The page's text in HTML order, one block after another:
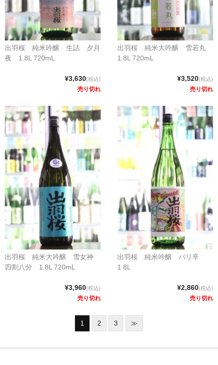
出羽桜 純米吟醸 生詰 夕月
夜 1.8L 720mL
¥3,630(税込)
売り切れ
出羽桜 純米大吟醸 雪若丸
1.8L 720mL
¥3,520(税込)
売り切れ
出羽桜 純米大吟醸 雪女神
四割八分 1.8L 720mL
¥3,960(税込)
売り切れ
出羽桜 純米吟醸 バリ辛
1.8L
¥2,860(税込)
売り切れ
1 2 3 ≫